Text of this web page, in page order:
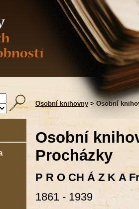
Osobní knihovny > Osobní
Osobní
Procházky
P R O CH Á Z K A
1861 - 1939